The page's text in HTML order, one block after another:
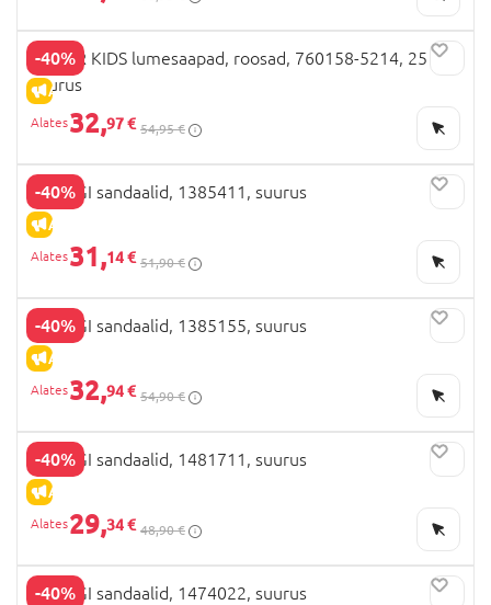
-40%
ALLAHINDLUS
COLOR KIDS lumesaapad, roosad, 760158-5214, 25
suurus
32,97 € 54,95 €
-40%
ALLAHINDLUS
PRIMIGI sandaalid, 1385411, suurus
31,14 € 51,90 €
-40%
ALLAHINDLUS
PRIMIGI sandaalid, 1385155, suurus
32,94 € 54,90 €
-40%
ALLAHINDLUS
PRIMIGI sandaalid, 1481711, suurus
29,34 € 48,90 €
-40%
PRIMIGI sandaalid, 1474022, suurus